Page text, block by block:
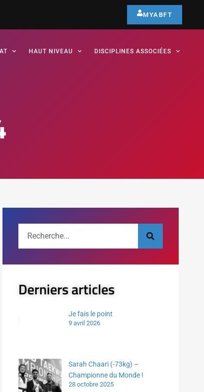
MYABFT
HAUT NIVEAU DISCIPLINES ASSOCIÉES
Derniers articles
Je fais le point
9 avril 2026
Sarah Chaari (-73kg) –
Championne du Monde !
28 octobre 2025